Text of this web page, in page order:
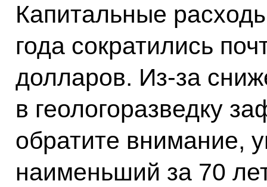
Капитальные
года сократились
долларов. Из‑за
в геологоразведку
обратите внимание,
наименьший за 70